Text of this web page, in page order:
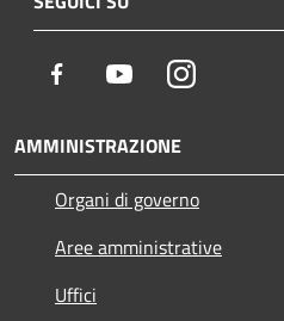
Facebook YoutubeInstagram
AMMINISTRAZIONE
Organi di governo
Aree amministrative
Uffici